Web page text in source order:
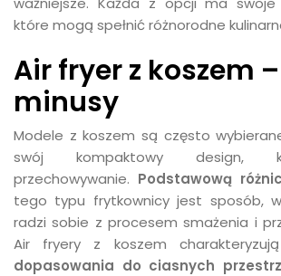
które mogą spełnić różnorodne
Air fryer z koszem
minusy
Modele z koszem są często
swój kompaktowy design,
przechowywanie. Podstawową
tego typu frytkownicy jest sposób,
radzi sobie z procesem smażenia i
Air fryery z koszem
dopasowania do ciasnych